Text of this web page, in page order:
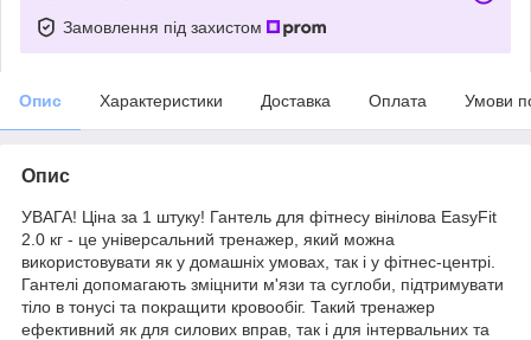
Замовлення під захистом
Опис Характеристики Доставка Оплата Умови
Опис
УВАГА! Ціна за 1 штуку! Гантель для фітнесу вінілова EasyFit
2.0 кг - це універсальний тренажер, який можна
використовувати як у домашніх умовах, так і у фітнес-центрі.
Гантелі допомагають зміцнити м'язи та суглоби, підтримувати
тіло в тонусі та покращити кровообіг. Такий тренажер
ефективний як для силових вправ, так і для інтервальних та